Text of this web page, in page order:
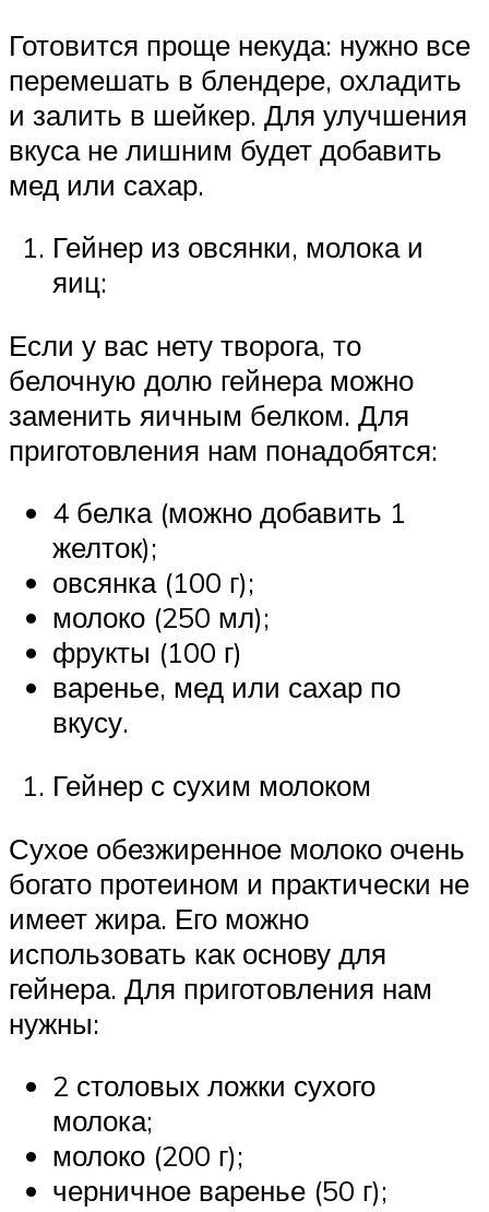
Готовится проще некуда: нужно все
перемешать в блендере, охладить
и залить в шейкер. Для улучшения
вкуса не лишним будет добавить
мед или сахар.
Гейнер из овсянки, молока и
яиц:
Если у вас нету творога, то
белочную долю гейнера можно
заменить яичным белком. Для
приготовления нам понадобятся:
4 белка (можно добавить 1
желток);
овсянка (100 г);
молоко (250 мл);
фрукты (100 г)
варенье, мед или сахар по
вкусу.
Гейнер с сухим молоком
Сухое обезжиренное молоко очень
богато протеином и практически не
имеет жира. Его можно
использовать как основу для
гейнера. Для приготовления нам
нужны:
2 столовых ложки сухого
молока;
молоко (200 г);
черничное варенье (50 г);